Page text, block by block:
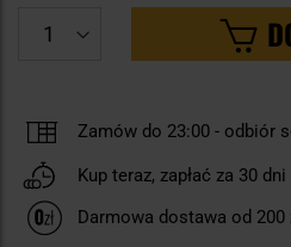
Zamów do 23:00 - odbiór
Kup teraz, zapłać za 30 dni
Darmowa dostawa od 200